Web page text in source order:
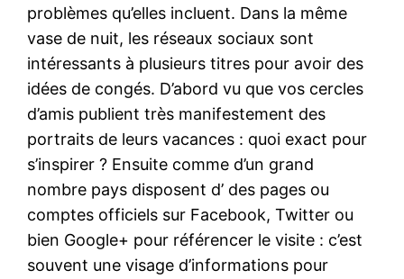
problèmes qu’elles incluent. Dans la même
vase de nuit, les réseaux sociaux sont
intéressants à plusieurs titres pour avoir des
idées de congés. D’abord vu que vos cercles
d’amis publient très manifestement des
portraits de leurs vacances : quoi exact pour
s’inspirer ? Ensuite comme d’un grand
nombre pays disposent d’ des pages ou
comptes officiels sur Facebook, Twitter ou
bien Google+ pour référencer le visite : c’est
souvent une visage d’informations pour